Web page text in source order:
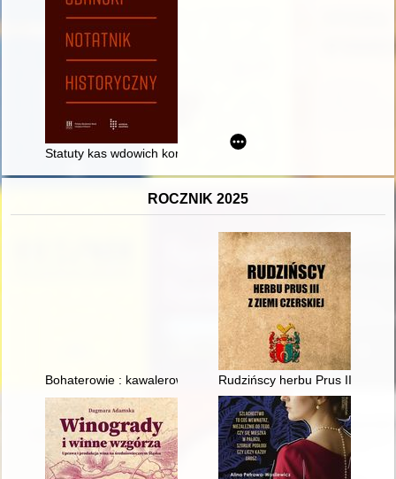
Statuty kas wdowich korporacji murarzy, kamieniarzy i
ROCZNIK 2025
Bohaterowie : kawalerowie Orderu Wojennego Virtuti Militari
Rudzińscy herbu Prus III z